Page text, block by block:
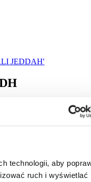
technologii, aby
ruch i wyświetlać
JEDDAH'
RIYADH'